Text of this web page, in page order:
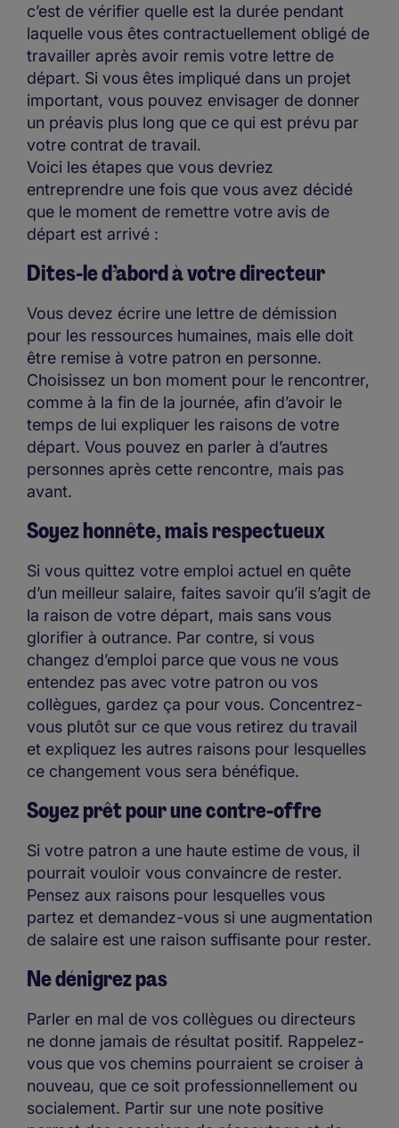
c’est de vérifier quelle est la durée pendant
laquelle vous êtes contractuellement obligé de
travailler après avoir remis votre lettre de
départ. Si vous êtes impliqué dans un projet
important, vous pouvez envisager de donner
un préavis plus long que ce qui est prévu par
votre contrat de travail.
Voici les étapes que vous devriez
entreprendre une fois que vous avez décidé
que le moment de remettre votre avis de
départ est arrivé :
Dites-le d’abord à votre directeur
Vous devez écrire une lettre de démission
pour les ressources humaines, mais elle doit
être remise à votre patron en personne.
Choisissez un bon moment pour le rencontrer,
comme à la fin de la journée, afin d’avoir le
temps de lui expliquer les raisons de votre
départ. Vous pouvez en parler à d’autres
personnes après cette rencontre, mais pas
avant.
Soyez honnête, mais respectueux
Si vous quittez votre emploi actuel en quête
d’un meilleur salaire, faites savoir qu’il s’agit de
la raison de votre départ, mais sans vous
glorifier à outrance. Par contre, si vous
changez d’emploi parce que vous ne vous
entendez pas avec votre patron ou vos
collègues, gardez ça pour vous. Concentrez-
vous plutôt sur ce que vous retirez du travail
et expliquez les autres raisons pour lesquelles
ce changement vous sera bénéfique.
Soyez prêt pour une contre-offre
Si votre patron a une haute estime de vous, il
pourrait vouloir vous convaincre de rester.
Pensez aux raisons pour lesquelles vous
partez et demandez-vous si une augmentation
de salaire est une raison suffisante pour rester.
Ne dénigrez pas
Parler en mal de vos collègues ou directeurs
ne donne jamais de résultat positif. Rappelez-
vous que vos chemins pourraient se croiser à
nouveau, que ce soit professionnellement ou
socialement. Partir sur une note positive